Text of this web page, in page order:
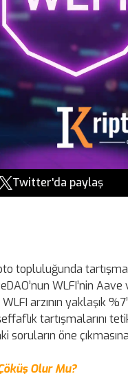
Twitter'da paylaş
topluluğunda
WLFI’nin Aave
arzının yaklaşık
tartışmalarını
soruların öne
Olur Mu?